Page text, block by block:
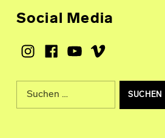
Social Media
Instagram
Facebook
Youtube
Vimeo
Suche nach: